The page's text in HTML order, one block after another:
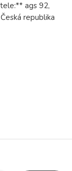
ags 92,
republika